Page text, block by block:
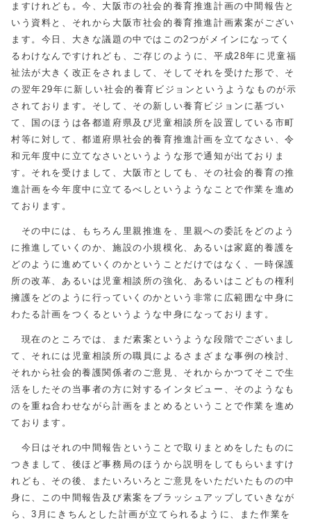
ますけれども。今、大阪市の社会的養育推進計画の中間報告と
いう資料と、それから大阪市社会的養育推進計画素案がござい
ます。今日、大きな議題の中ではこの2つがメインになってく
るわけなんですけれども、ご存じのように、平成28年に児童福
祉法が大きく改正をされまして、そしてそれを受けた形で、そ
の翌年29年に新しい社会的養育ビジョンというようなものが示
されております。そして、その新しい養育ビジョンに基づい
て、国のほうは各都道府県及び児童相談所を設置している市町
村等に対して、都道府県社会的養育推進計画を立てなさい、令
和元年度中に立てなさいというような形で通知が出ておりま
す。それを受けまして、大阪市としても、その社会的養育の推
進計画を今年度中に立てるべしというようなことで作業を進め
ております。
その中には、もちろん里親推進を、里親への委託をどのよう
に推進していくのか、施設の小規模化、あるいは家庭的養護を
どのように進めていくのかということだけではなく、一時保護
所の改革、あるいは児童相談所の強化、あるいはこどもの権利
擁護をどのように行っていくのかという非常に広範囲な中身に
わたる計画をつくるというような中身になっております。
現在のところでは、まだ素案というような段階でございまし
て、それには児童相談所の職員によるさまざまな事例の検討、
それから社会的養護関係者のご意見、それからかつてそこで生
活をしたその当事者の方に対するインタビュー、そのようなも
のを重ね合わせながら計画をまとめるということで作業を進め
ております。
今日はそれの中間報告ということで取りまとめをしたものに
つきまして、後ほど事務局のほうから説明をしてもらいますけ
れども、その後、またいろいろとご意見をいただいたものの中
身に、この中間報告及び素案をブラッシュアップしていきなが
ら、3月にきちんとした計画が立てられるように、また作業を